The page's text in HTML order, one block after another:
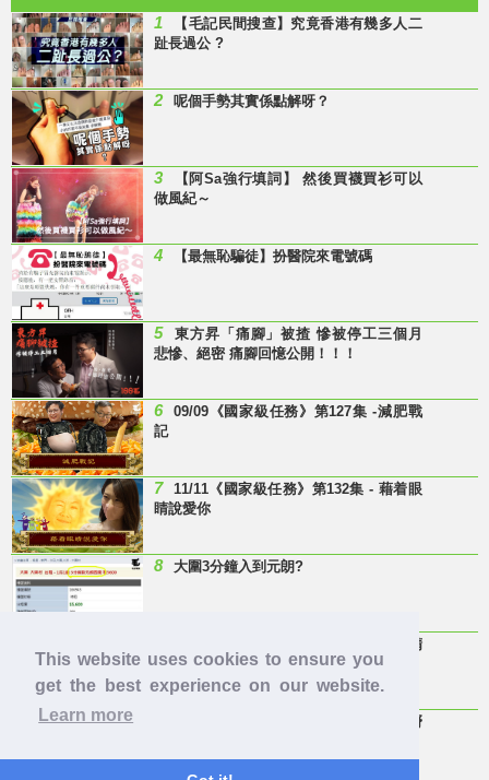
This website uses cookies to ensure you
get the best experience on our website.
Learn more
1
【毛記民間搜查】究竟香港有幾多人二
趾長過公 ?
2 呢個手勢其實係點解呀？
3
【阿Sa強行填詞】 然後買襪買衫可以
做風紀～
4 【最無恥騙徒】扮醫院來電號碼
5
東方昇「痛腳」被揸 慘被停工三個月
悲慘、絕密 痛腳回憶公開！！！
6
09/09《國家級任務》第127集 -減肥戰
記
7
11/11《國家級任務》第132集 - 藉着眼
睛說愛你
8 大圍3分鐘入到元朗?
Last Minute 迎接Baby雞精班！滴雞精
邊隻好？
【童年回憶】 有冇人記得呢兩隻嘢